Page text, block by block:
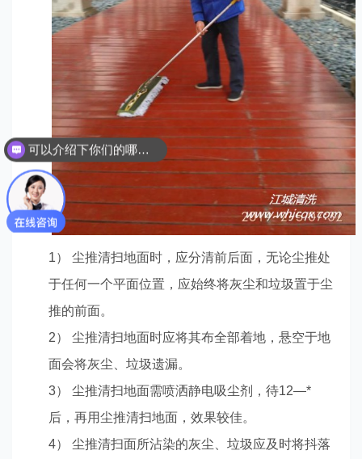
1） 尘推清扫地面时，应分清前后面，无论尘推处
于任何一个平面位置，应始终将灰尘和垃圾置于尘
推的前面。
2） 尘推清扫地面时应将其布全部着地，悬空于地
面会将灰尘、垃圾遗漏。
3） 尘推清扫地面需喷洒静电吸尘剂，待12—*
后，再用尘推清扫地面，效果较佳。
4） 尘推清扫面所沾染的灰尘、垃圾应及时将抖落
可以介绍下你们的哪些服务吗？